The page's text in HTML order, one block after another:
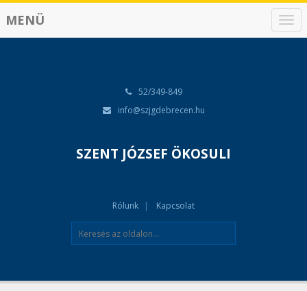
N
a
MENÜ
52/349-849
info@szjgdebrecen.hu
SZENT JÓZSEF ÖKOSULI
Rólunk Kapcsolat